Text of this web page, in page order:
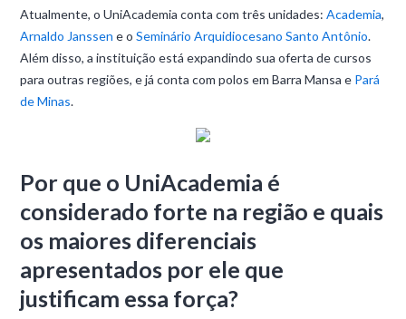
Atualmente, o UniAcademia conta com três unidades:Academia,
Arnaldo Janssen e oSeminário Arquidiocesano Santo Antônio.
Além disso, a instituição está expandindo sua oferta de cursos
para outras regiões, e já conta com polos em Barra Mansa e Pará
de Minas.
Por que o UniAcademia é
considerado forte na região e quais
os maiores diferenciais
apresentados por ele que
justificam essa força?